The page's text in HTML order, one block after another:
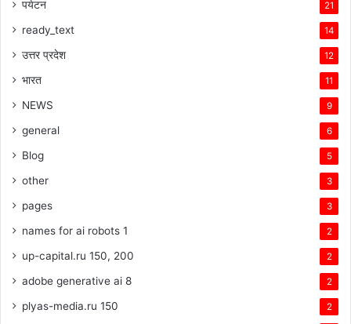
पर्यटन 21
ready_text 14
उत्तर प्रदेश 12
भारत 11
NEWS 9
general 6
Blog 5
other 3
pages 3
names for ai robots 1 2
up-capital.ru 150, 200 2
adobe generative ai 8 2
plyas-media.ru 150 2